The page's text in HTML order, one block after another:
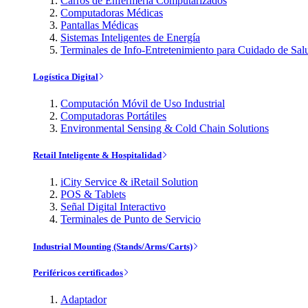
Computadoras Médicas
Pantallas Médicas
Sistemas Inteligentes de Energía
Terminales de Info-Entretenimiento para Cuidado de
Logística Digital
Computación Móvil de Uso Industrial
Computadoras Portátiles
Environmental Sensing & Cold Chain Solutions
Retail Inteligente & Hospitalidad
iCity Service & iRetail Solution
POS & Tablets
Señal Digital Interactivo
Terminales de Punto de Servicio
Industrial Mounting (Stands/Arms/Carts)
Periféricos certificados
Adaptador